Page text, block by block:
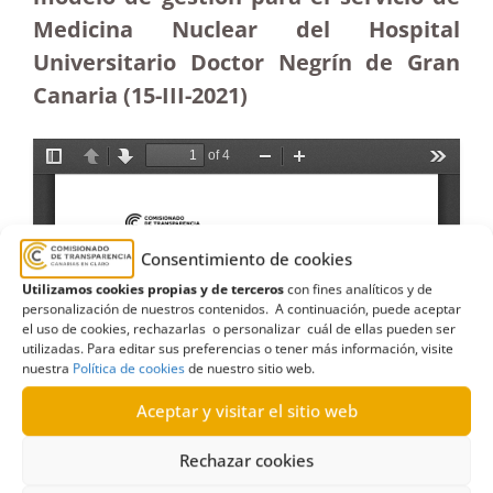
Consentimiento de cookies
Utilizamos cookies propias y de terceroscon fines analíticos y de
personalización de nuestros contenidos. A continuación, puede aceptar
el uso de cookies, rechazarlas o personalizar cuál de ellas pueden ser
utilizadas. Para editar sus preferencias o tener más información, visite
nuestra Política de cookiesde nuestro sitio web.
Aceptar y visitar el sitio web
Rechazar cookies
Medicina Nuclear del Hospital
Universitario Doctor Negrín de Gran
Canaria (15-III-2021)